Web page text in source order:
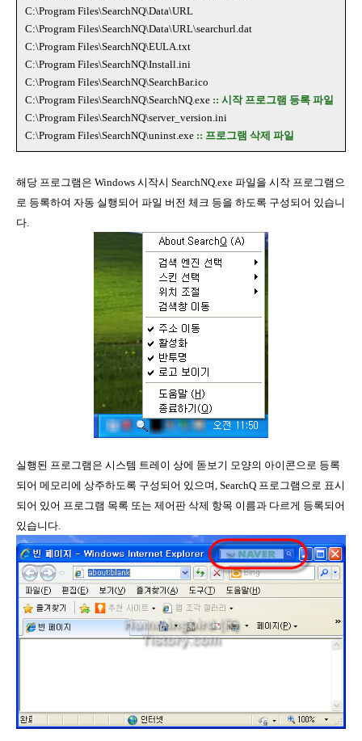
C:\Program Files\SearchNQ\Data\URL
C:\Program Files\SearchNQ\Data\URL\searchurl.dat
C:\Program Files\SearchNQ\EULA.txt
C:\Program Files\SearchNQ\Install.ini
C:\Program Files\SearchNQ\SearchBar.ico
C:\Program Files\SearchNQ\SearchNQ.exe :: 시작 프로그램 등록 파일
C:\Program Files\SearchNQ\server_version.ini
C:\Program Files\SearchNQ\uninst.exe :: 프로그램 삭제 파일
해당 프로그램은 Windows 시작시 SearchNQ.exe 파일을 시작 프로그램으
로 등록하여 자동 실행되어 파일 버전 체크 등을 하도록 구성되어 있습니
다.
실행된 프로그램은 시스템 트레이 상에 돋보기 모양의 아이콘으로 등록
되어 메모리에 상주하도록 구성되어 있으며, SearchQ 프로그램으로 표시
되어 있어 프로그램 목록 또는 제어판 삭제 항목 이름과 다르게 등록되어
있습니다.